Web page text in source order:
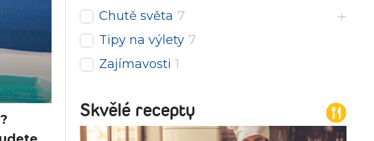
Chutě světa 7
Tipy na výlety 7
Zajímavosti 1
Skvělé recepty